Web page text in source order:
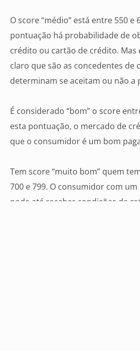
O score “médio” está entre 550 e
pontuação há probabilidade de
crédito ou cartão de crédito.
claro que são as concedentes de
determinam se aceitam ou não a
É considerado “bom” o score
esta pontuação, o mercado de
que o consumidor é um bom
Tem score “muito bom” quem
700 e 799. O consumidor com um
pode até receber condições de